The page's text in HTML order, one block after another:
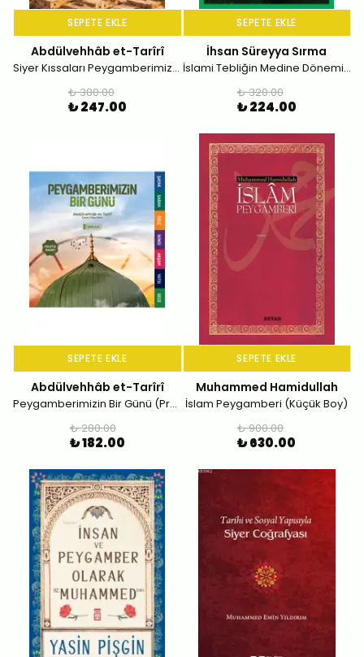
SEPETE EKLE
Abdülvehhâb et-Tarîrî
Siyer Kıssaları Peygamberimizin Hayatından Sahneler
₺ 380.00
₺ 247.00
SEPETE EKLE
İhsan Süreyya Sırma
İslami Tebliğin Medine Dönemi ve Cihad
₺ 320.00
₺ 224.00
SEPETE EKLE
Abdülvehhâb et-Tarîrî
Peygamberimizin Bir Günü (Pratik Baskı)
₺ 280.00
₺ 182.00
SEPETE EKLE
Muhammed Hamidullah
İslam Peygamberi (Küçük Boy)
₺ 900.00
₺ 630.00